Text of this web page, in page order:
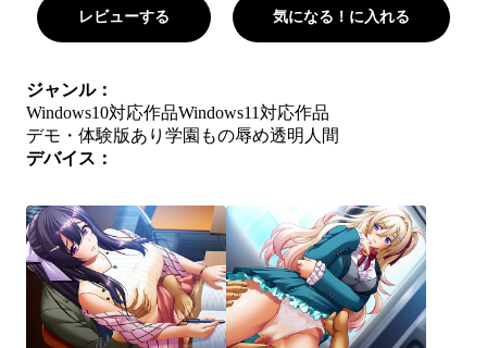
レビューする 気になる！に入れる
ジャンル：
Windows10対応作品Windows11対応作品
デモ・体験版あり 学園もの辱め透明人間
デバイス：